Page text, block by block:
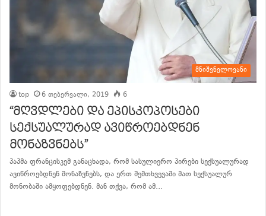
მნიშვნელოვანი
top 6 თებერვალი, 2019 6
“მღვდლები და ეპისკოპოსები
სექსუალურად ავიწროებდნენ
მონაზვნებს”
პაპმა ფრანცისკემ განაცხადა, რომ სასულიერო პირები სექსუალურად
ავიწროებდნენ მონაზვნებს, და ერთ შემთხვევაში მათ სექსუალურ
მონობაში ამყოფებდნენ. მან თქვა, რომ ამ…